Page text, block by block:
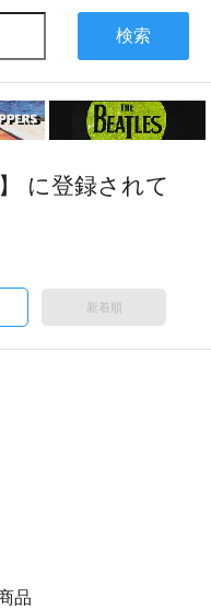
検索
に登録されて
新着順
品